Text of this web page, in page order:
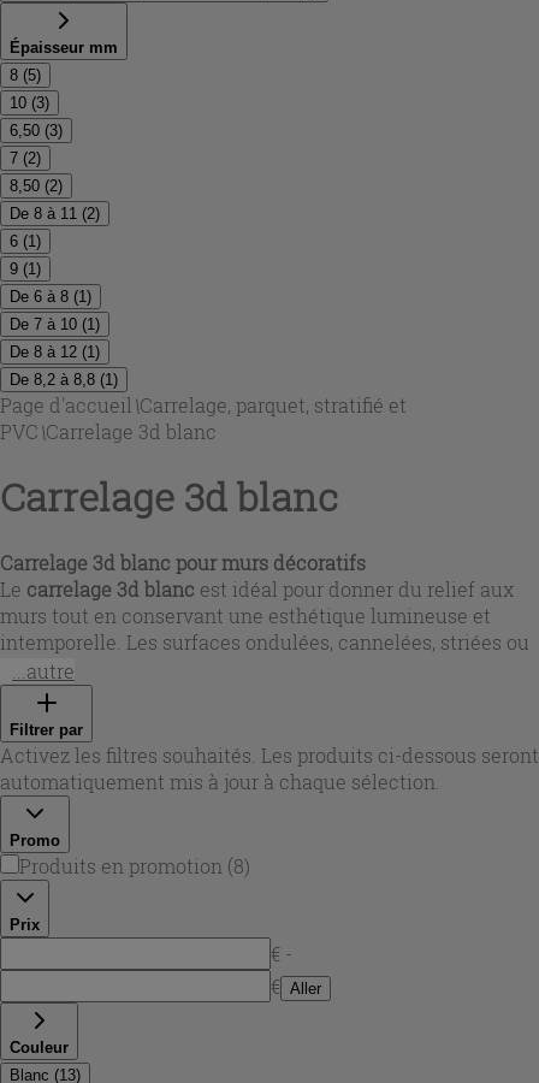
Épaisseur mm
8 (5)
10 (3)
6,50 (3)
7 (2)
8,50 (2)
De 8 à 11 (2)
6 (1)
9 (1)
De 6 à 8 (1)
De 7 à 10 (1)
De 8 à 12 (1)
De 8,2 à 8,8 (1)
Page d'accueil \Carrelage, parquet, stratifié et
PVC\Carrelage 3d blanc
Carrelage 3d blanc
Carrelage 3d blanc pour murs décoratifs
Le carrelage 3d blanc est idéal pour donner du relief aux
murs tout en conservant une esthétique lumineuse et
intemporelle. Les surfaces ondulées, cannelées, striées ou
à motifs organiques créent des jeux d’ombre et de lumière
qui dynamisent la salle de bain, la cuisine ou un mur
d’accent dans le séjour. Chez Iperceramica, vous trouverez
des finitions mates soyeuses ou brillantes, parfaites pour
renforcer la clarté d’un intérieur et apporter une sensation
d’espace.
...autre
Filtrer par
Activez les filtres souhaités. Les produits ci-dessous seront
automatiquement mis à jour à chaque sélection.
Promo
Produits en promotion (8)
Prix
€ -
€ Aller
Couleur
Blanc (13)